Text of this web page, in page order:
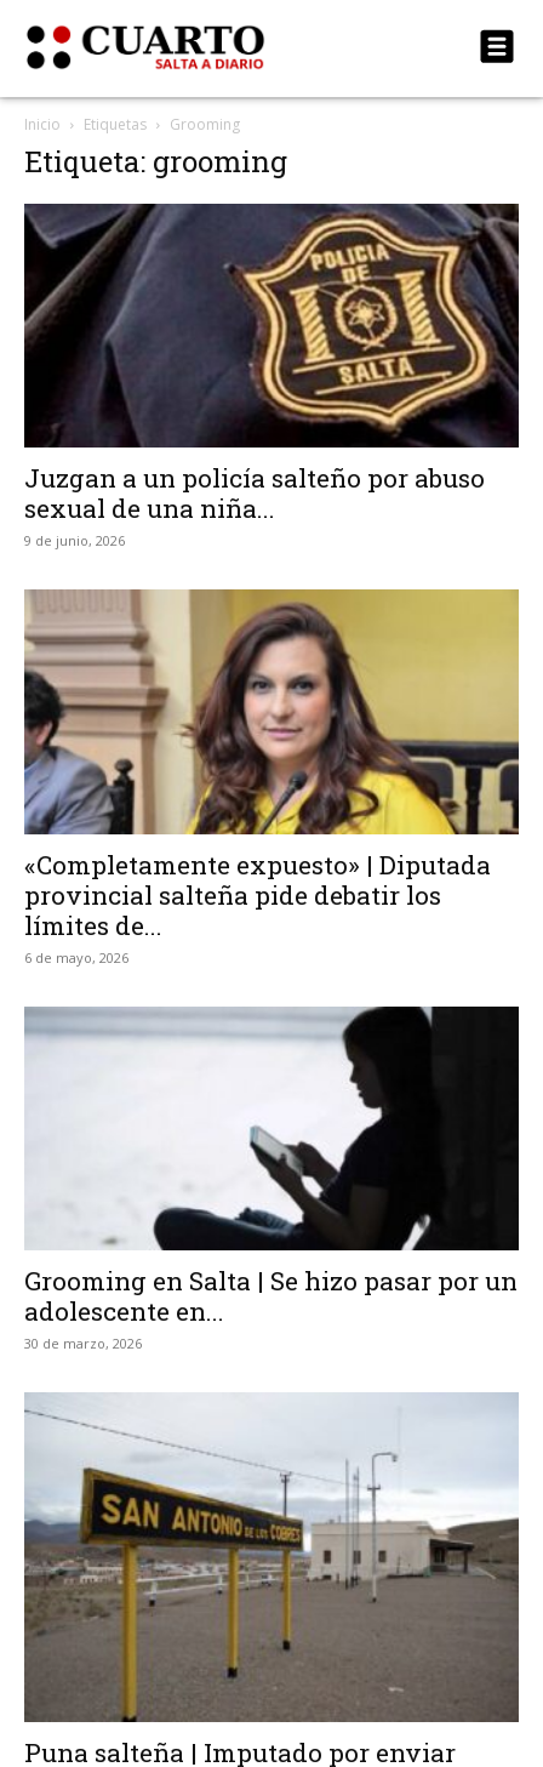
Inicio Etiquetas Grooming
Etiqueta: grooming
Juzgan a un policía salteño por abuso
sexual de una niña...
9 de junio, 2026
«Completamente expuesto» | Diputada
provincial salteña pide debatir los
límites de...
6 de mayo, 2026
Grooming en Salta | Se hizo pasar por un
adolescente en...
30 de marzo, 2026
Puna salteña | Imputado por enviar